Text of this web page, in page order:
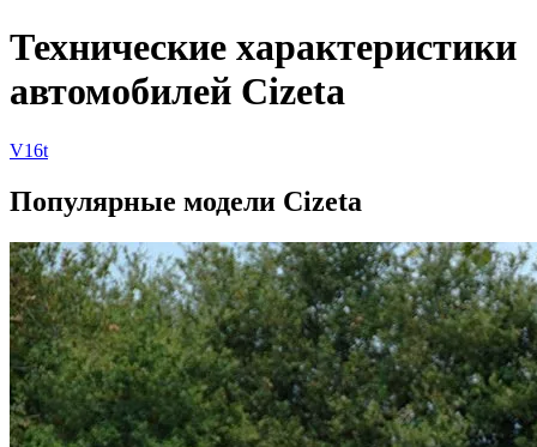
Технические характеристики
автомобилей Cizeta
V16t
Популярные модели Cizeta